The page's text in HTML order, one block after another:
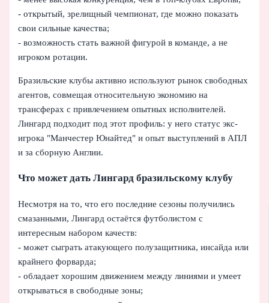
- открытый, зрелищный чемпионат, где можно показать
свои сильные качества;
- возможность стать важной фигурой в команде, а не
игроком ротации.
Бразильские клубы активно используют рынок свободных
агентов, совмещая относительную экономию на
трансферах с привлечением опытных исполнителей.
Лингард подходит под этот профиль: у него статус экс-
игрока "Манчестер Юнайтед" и опыт выступлений в АПЛ
и за сборную Англии.
Что может дать Лингард бразильскому клубу
Несмотря на то, что его последние сезоны получились
смазанными, Лингард остаётся футболистом с
интересным набором качеств:
- может сыграть атакующего полузащитника, инсайда или
крайнего форварда;
- обладает хорошим движением между линиями и умеет
открываться в свободные зоны;